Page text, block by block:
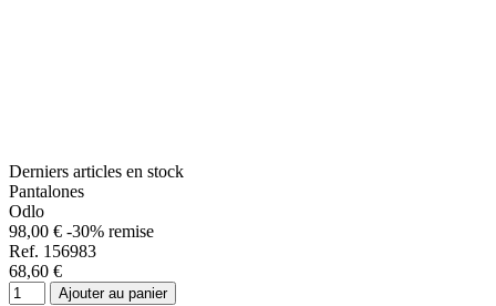
Derniers articles en stock
Pantalones
Odlo
98,00 € -30% remise
Ref. 156983
68,60 €
Ajouter au panier